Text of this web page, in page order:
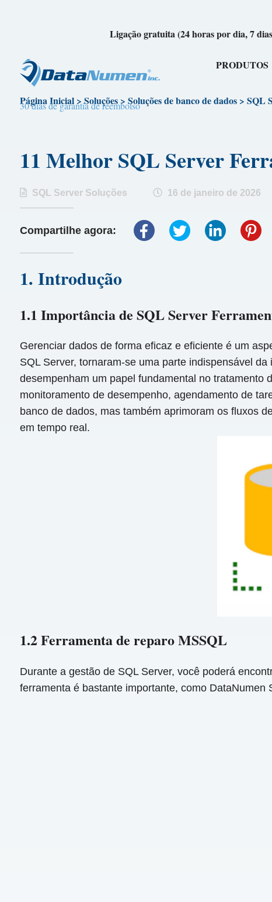
Ligação gratuita (24 horas por dia, 7
30 dias de garantia de reembolso
PRODUTOS
Página Inicial>Soluções> Soluções de banco de dados> SQL
11 Melhor SQL Server
SQL Server Soluções 16 de janeiro de 2026
Compartilhe agora:
1. Introdução
1.1 Importância de SQL Server
Gerenciar dados de forma eficaz e eficiente é um
SQL Server, tornaram-se uma parte indispensável
desempenham um papel fundamental no tratamento
monitoramento de desempenho, agendamento de
banco de dados, mas também aprimoram os fluxos
em tempo real.
1.2 Ferramenta de reparo MSSQL
Durante a gestão de SQL Server, você poderá
ferramenta é bastante importante, como DataNumen